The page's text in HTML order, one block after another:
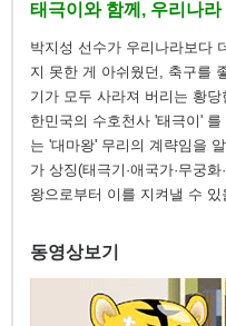
태극이와 함께, 우리나
박지성 선수가 우리나라보다
지 못한 게 아쉬웠던, 축구를
기가 모두 사라져 버리는 황
한민국의 수호천사 '태극이'
는 '대마왕' 무리의 계략임을
가 상징(태극기·애국가·무궁
왕으로부터 이를 지켜낼 수 있
동영상보기